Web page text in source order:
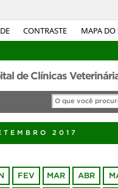
CONTRASTE MAPA DO
Canais
de Clínicas
2017
FEV MAR ABR